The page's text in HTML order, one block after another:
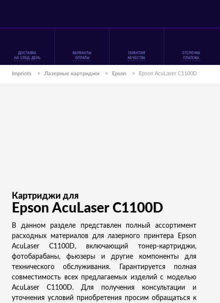
ДОСТАВКА
НА СЛЕД. ДЕНЬ
ВАРИАНТЫ
ОПЛАТЫ
ГАРАНТИЯ
КАЧЕСТВА
ОТСРОЧКА
ПЛАТЕЖА
Imprints > Лазерные картриджи > Epson > Epson AcuLaser C1100D
Картриджи для
Epson AcuLaser C1100D
В данном разделе представлен полный ассортимент
расходных материалов для лазерного принтера Epson
AcuLaser C1100D, включающий тонер-картриджи,
фотобарабаны, фьюзеры и другие компоненты для
технического обслуживания. Гарантируется полная
совместимость всех предлагаемых изделий с моделью
AcuLaser C1100D. Для получения консультации и
уточнения условий приобретения просим обращаться к